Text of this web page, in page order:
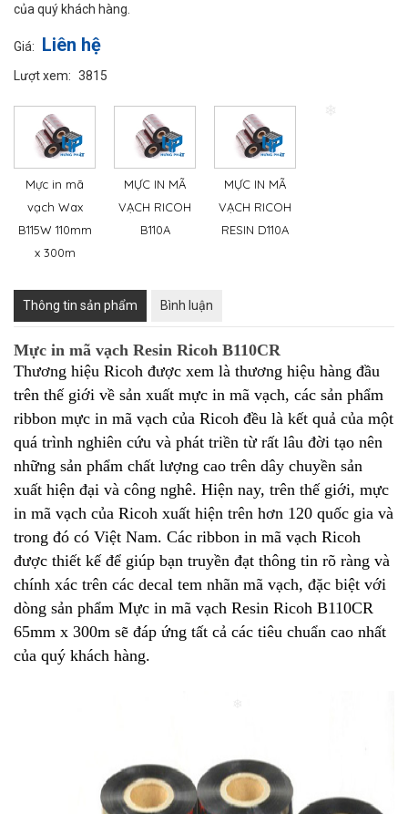
của quý khách hàng.
Giá: Liên hệ
Lượt xem: 3815
Mực in mã
vạch Wax
B115W 110mm
x 300m
MỰC IN MÃ
VẠCH RICOH
B110A
MỰC IN MÃ
VẠCH RICOH
RESIN D110A
Thông tin sản phẩm Bình luận
Mực in mã vạch Resin Ricoh B110CR
Thương hiệu Ricoh được xem là thương hiệu hàng đầu
trên thế giới về sản xuất mực in mã vạch, các sản phẩm
ribbon mực in mã vạch của Ricoh đều là kết quả của một
quá trình nghiên cứu và phát triền từ rất lâu đời tạo nên
những sản phẩm chất lượng cao trên dây chuyền sản
xuất hiện đại và công nghê. Hiện nay, trên thế giới, mực
in mã vạch của Ricoh xuất hiện trên hơn 120 quốc gia và
trong đó có Việt Nam. Các ribbon in mã vạch Ricoh
được thiết kế để giúp bạn truyền đạt thông tin rõ ràng và
chính xác trên các decal tem nhãn mã vạch, đặc biệt với
dòng sản phẩm Mực in mã vạch Resin Ricoh B110CR
65mm x 300m sẽ đáp ứng tất cả các tiêu chuẩn cao nhất
của quý khách hàng.